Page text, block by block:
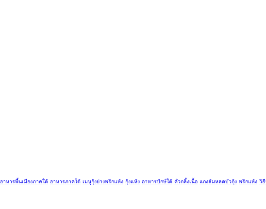
อาหารพื้นเมืองภาคใต้ อาหารภาคใต้ เมนูกุ้งย่างพริกแห้ง กุ้งแห้ง อาหารปักษ์ใต้ คั่วกลิ้งเนื้อ แกงส้มหลดบัวกุ้ง พริกแห้ง วิธี